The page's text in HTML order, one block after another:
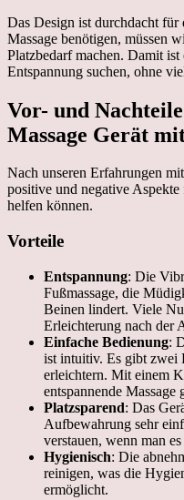
Das Design ist durchdacht
Massage benötigen, müssen
Platzbedarf machen. Damit
Entspannung suchen, ohne
Vor- und
Massage Gerät
Nach unseren Erfahrungen
positive und negative
helfen können.
Vorteile
Entspannung: Die
Fußmassage, die
Beinen lindert. Viele
Erleichterung nach der
Einfache Bedienung:
ist intuitiv. Es gibt zwei
erleichtern. Mit einem
entspannende Massage
Platzsparend: Das
Aufbewahrung sehr
verstauen, wenn man
Hygienisch: Die
reinigen, was die
ermöglicht.